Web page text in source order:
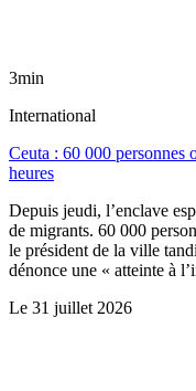
3min
International
Ceuta : 60 000 personnes
heures
Depuis jeudi, l’enclave
de migrants. 60 000
le président de la ville
dénonce une « atteinte à
Le 31 juillet 2026